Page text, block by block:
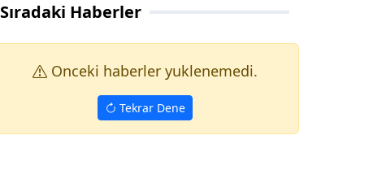
Sıradaki Haberler
Onceki haberler yuklenemedi.
Tekrar Dene